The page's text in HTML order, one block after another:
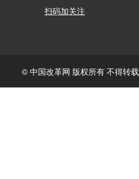
扫码加关注
© 中国改革网 版权所有 不得转载